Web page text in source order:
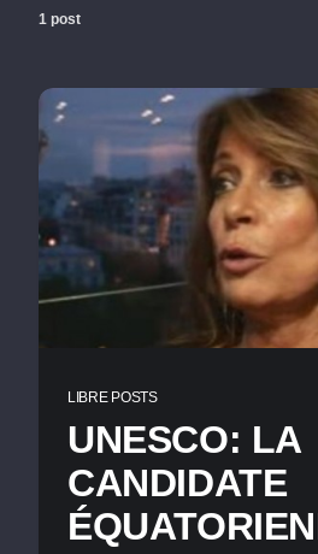
1 post
LIBRE POSTS
UNESCO: LA
CANDIDATE